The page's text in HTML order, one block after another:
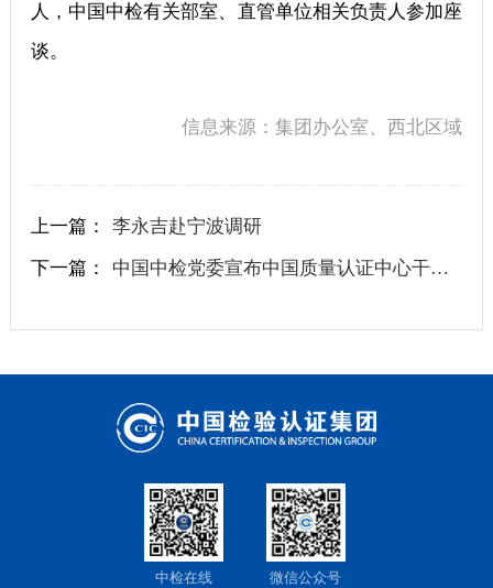
人，中国中检有关部室、直管单位相关负责人参加座
谈。
信息来源：集团办公室、西北区域
上一篇：
李永吉赴宁波调研
下一篇：
中国中检党委宣布中国质量认证中心干部任职决定
中检在线 微信公众号